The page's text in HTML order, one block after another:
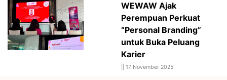
WEWAW Ajak
Perempuan Perkuat
“Personal Branding”
untuk Buka Peluang
Karier
17 November 2025